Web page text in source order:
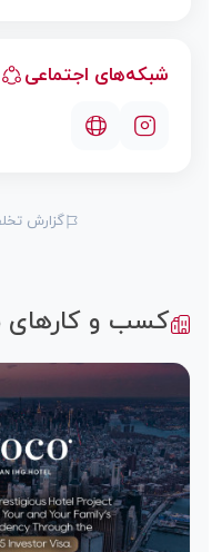
شبکه‌های اجتماعی
گزارش
کسب و کارهای